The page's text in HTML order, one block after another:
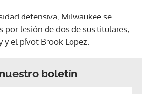
defensiva, Milwaukee se
por lesión de dos de sus titulares,
y el pívot Brook Lopez.
boletín